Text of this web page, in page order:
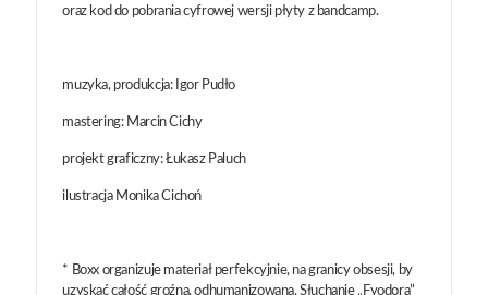
oraz kod do pobrania cyfrowej wersji płyty z bandcamp.
muzyka, produkcja: Igor Pudło
mastering: Marcin Cichy
projekt graficzny: Łukasz Paluch
ilustracja Monika Cichoń
* Boxx organizuje materiał perfekcyjnie, na granicy obsesji, by
uzyskać całość groźną, odhumanizowaną. Słuchanie „Fyodora”